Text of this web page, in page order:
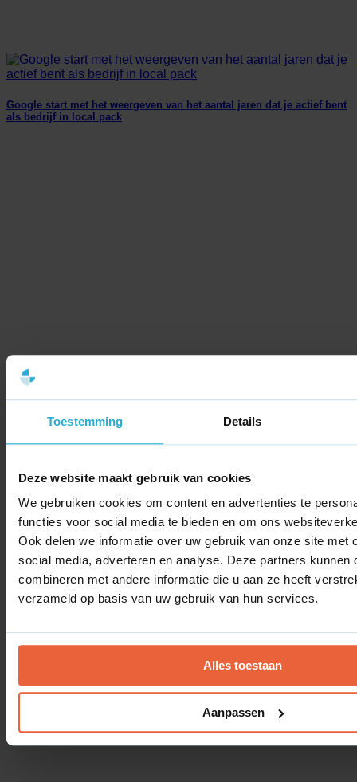
Toestemming Details
Deze website maakt gebruik van cookies
We gebruiken cookies om content en advertenties te
functies voor social media te bieden en om ons
Ook delen we informatie over uw gebruik van onze site met
social media, adverteren en analyse. Deze partners kunnen
combineren met andere informatie die u aan ze heeft
verzameld op basis van uw gebruik van hun services.
Alles toestaan
Aanpassen
Google start met het weergeven van het aantal jaren dat je actief bent
als bedrijf in local pack
Waarom e-commerceprojecten vastlopen zonder duidelijke regie